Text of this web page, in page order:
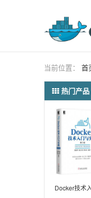
当前位置： 首
热门产品